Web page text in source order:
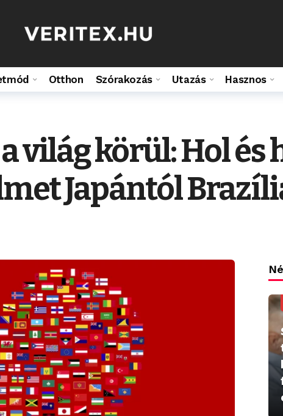
Otthon Szórakozás Utazás Hasznos
világ körül: Hol és
Japántól